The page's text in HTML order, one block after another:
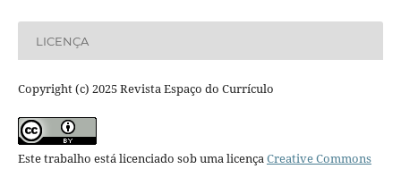
LICENÇA
Copyright (c) 2025 Revista Espaço do Currículo
Este trabalho está licenciado sob uma licençaCreative Commons